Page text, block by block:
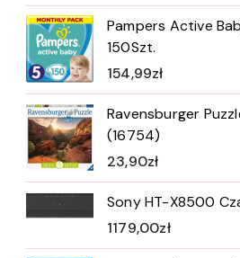
Pampers Active
150Szt.
154,99zł
Ravensburger
(16754)
23,90zł
Sony HT-X8500
1179,00zł